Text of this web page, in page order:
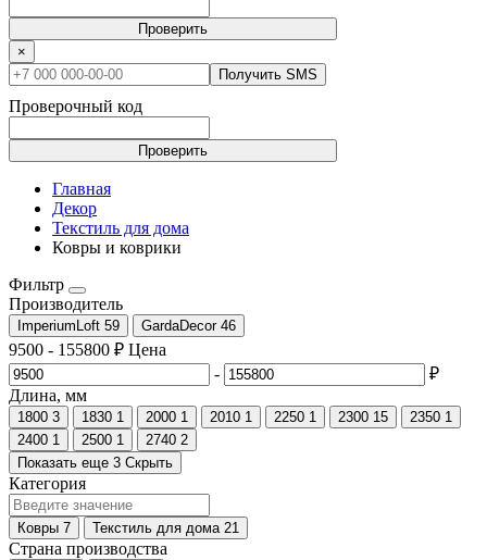
Проверить
×
Получить SMS
Проверочный код
Проверить
Главная
Декор
Текстиль для дома
Ковры и коврики
Фильтр
Производитель
ImperiumLoft 59 GardaDecor 46
9500 - 155800 ₽ Цена
-
₽
Длина, мм
1800 3 1830 1 2000 1 2010 1 2250 1 2300 15 2350 1
2400 1 2500 1 2740 2
Показать еще 3 Скрыть
Категория
Ковры 7 Текстиль для дома 21
Страна производства